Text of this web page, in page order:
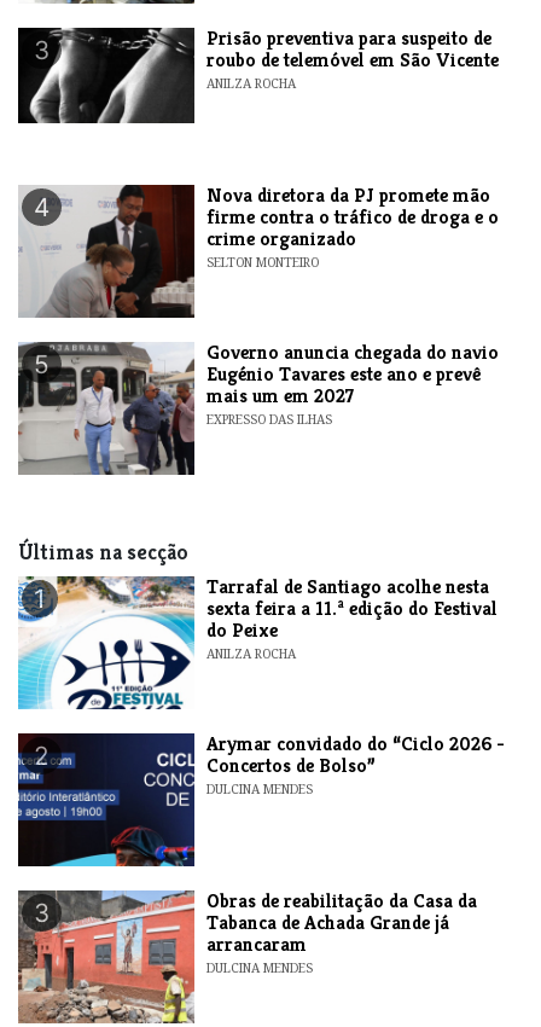
3
Prisão preventiva para suspeito de
roubo de telemóvel em São Vicente
ANILZA ROCHA
4
Nova diretora da PJ promete mão
firme contra o tráfico de droga e o
crime organizado
SELTON MONTEIRO
5
Governo anuncia chegada do navio
Eugénio Tavares este ano e prevê
mais um em 2027
EXPRESSO DAS ILHAS
Últimas na secção
1
Tarrafal de Santiago acolhe nesta
sexta feira a 11.ª edição do Festival
do Peixe
ANILZA ROCHA
2
​Arymar convidado do “Ciclo 2026 -
Concertos de Bolso”
DULCINA MENDES
3
​Obras de reabilitação da Casa da
Tabanca de Achada Grande já
arrancaram
DULCINA MENDES